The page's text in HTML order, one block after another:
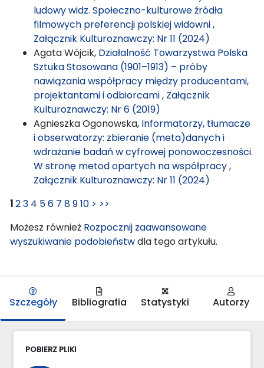
ludowy widz. Społeczno-kulturowe źródła
filmowych preferencji polskiej widowni,
Załącznik Kulturoznawczy: Nr 11 (2024)
Agata Wójcik, Działalność Towarzystwa Polska
Sztuka Stosowana (1901–1913) – próby
nawiązania współpracy między producentami,
projektantami i odbiorcami, Załącznik
Kulturoznawczy: Nr 6 (2019)
Agnieszka Ogonowska, Informatorzy, tłumacze
i obserwatorzy: zbieranie (meta)danych i
wdrażanie badań w cyfrowej ponowoczesności.
W stronę metod opartych na współpracy,
Załącznik Kulturoznawczy: Nr 11 (2024)
123 4 56 7 8910 > >>
Możesz również Rozpocznij zaawansowane
wyszukiwanie podobieństwdla tego artykułu.
Szczegóły Bibliografia Statystyki Autorzy
POBIERZ PLIKI